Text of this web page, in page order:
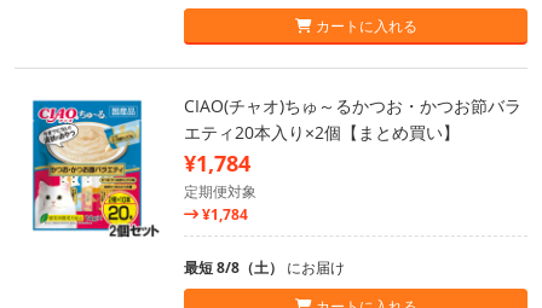
カートに入れる
CIAO(チャオ)ちゅ～るかつお・かつお節バラ
エティ20本入り×2個【まとめ買い】
¥1,784
定期便対象
¥1,784
最短 8/8（土） にお届け